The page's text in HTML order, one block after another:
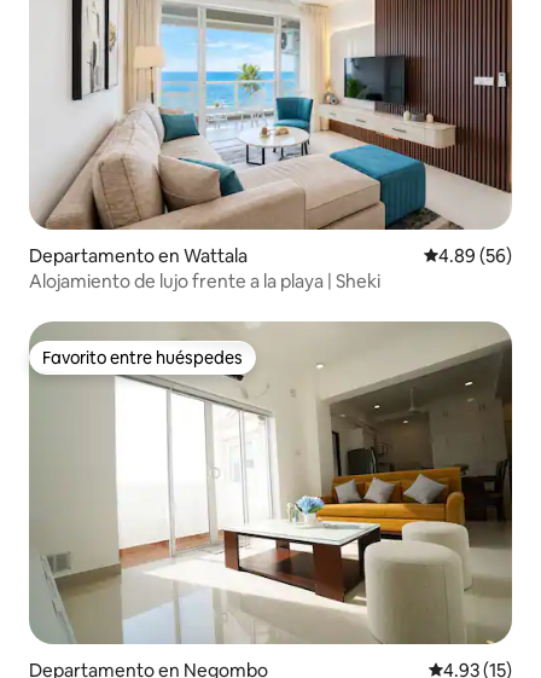
Departamento en Wattala Calificación
4.89 (56)
Alojamiento de lujo frente a la playa | Sheki
Favorito entre huéspedes
Favorito entre huéspedes
Departamento en Negombo Calificación
4.93 (15)